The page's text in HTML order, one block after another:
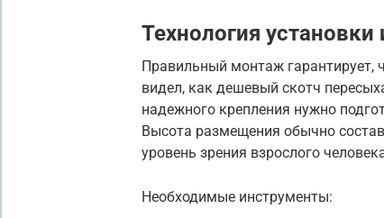
Технология
Правильный монтаж гарантирует,
видел, как дешевый скотч
надежного крепления нужно
Высота размещения обычно
уровень зрения взрослого
Необходимые инструменты: